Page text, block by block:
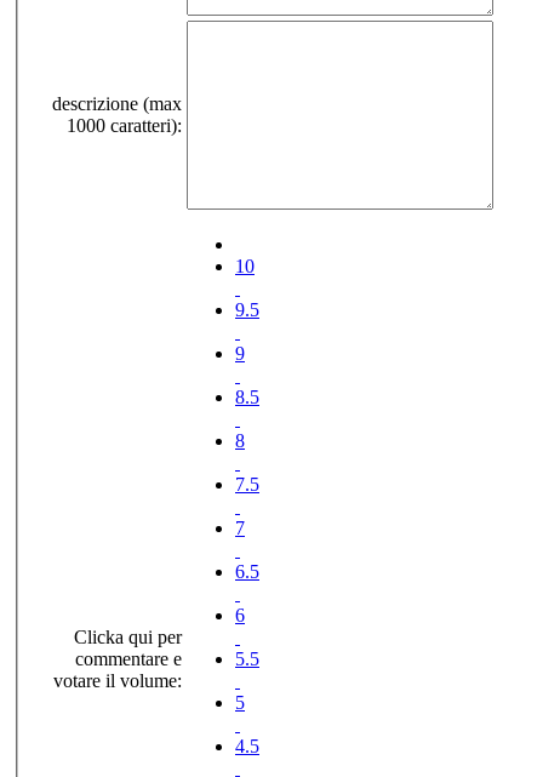
descrizione (max
1000 caratteri):
Clicka qui per
commentare e
votare il volume:
10
9.5
9
8.5
8
7.5
7
6.5
6
5.5
5
4.5